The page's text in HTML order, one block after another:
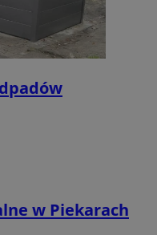
w Piekarach